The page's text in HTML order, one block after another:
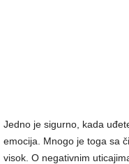
Jedno je sigurno, kada
emocija. Mnogo je toga sa
visok. O negativnim